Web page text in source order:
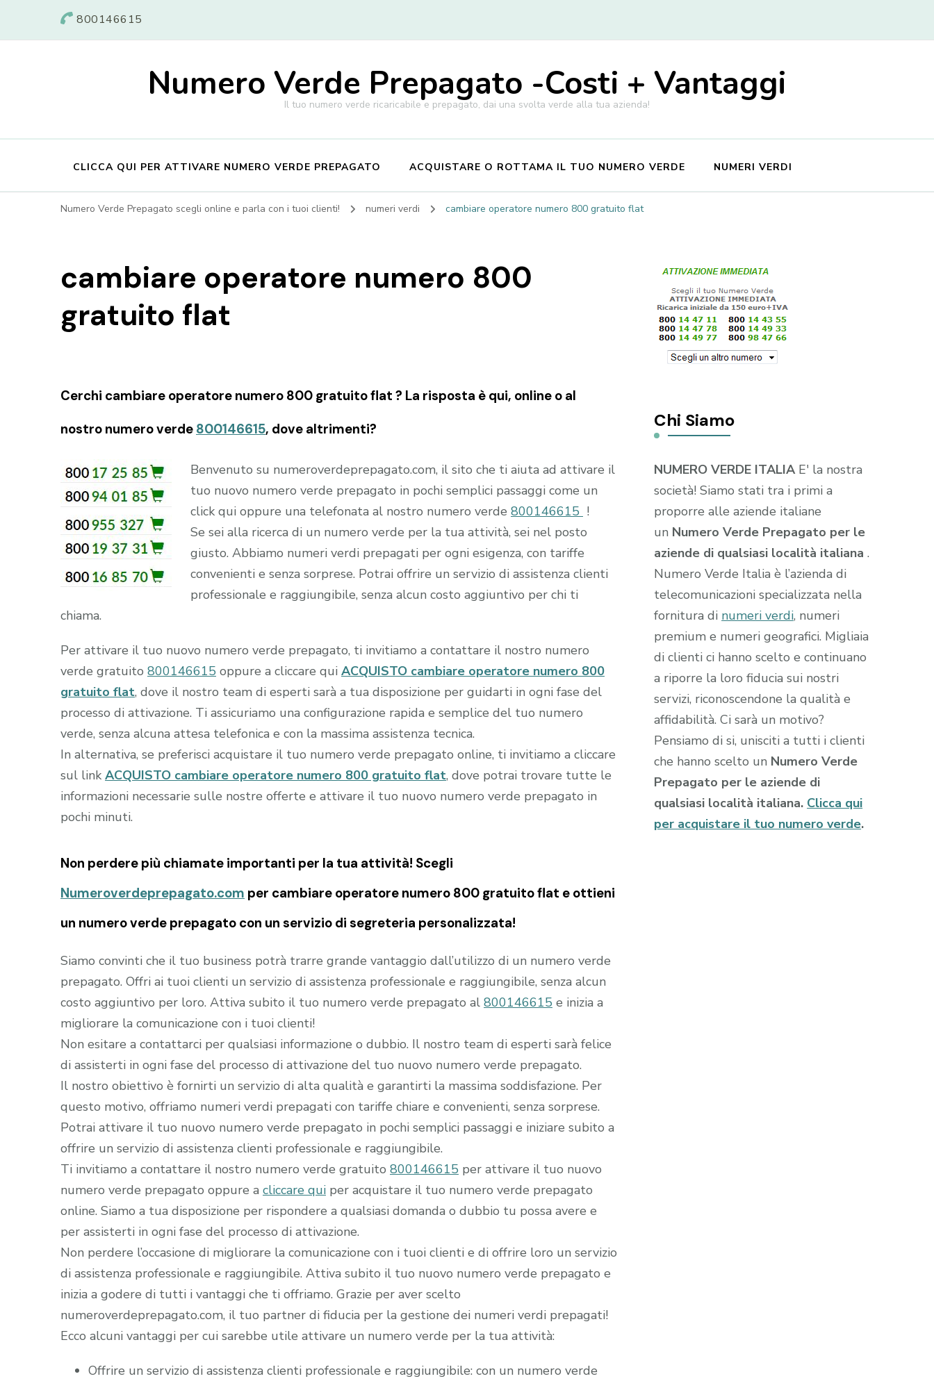
800146615
Numero Verde Prepagato -Costi + Vantaggi
Il tuo numero verde ricaricabile e prepagato, dai una svolta verde alla tua azienda!
CLICCA QUI PER ATTIVARE NUMERO VERDE PREPAGATO ACQUISTARE O ROTTAMA IL TUO NUMERO VERDE NUMERI VERDI
Numero Verde Prepagato scegli online e parla con i tuoi clienti! numeri verdi cambiare operatore numero 800 gratuito flat
cambiare operatore numero 800
gratuito flat
Cerchi cambiare operatore numero 800 gratuito flat ? La risposta è qui, online o al
nostro numero verde 800146615, dove altrimenti?
Benvenuto su numeroverdeprepagato.com, il sito che ti aiuta ad attivare il
tuo nuovo numero verde prepagato in pochi semplici passaggi come un
click qui oppure una telefonata al nostro numero verde 800146615 !
Se sei alla ricerca di un numero verde per la tua attività, sei nel posto
giusto. Abbiamo numeri verdi prepagati per ogni esigenza, con tariffe
convenienti e senza sorprese. Potrai offrire un servizio di assistenza clienti
professionale e raggiungibile, senza alcun costo aggiuntivo per chi ti
chiama.
Per attivare il tuo nuovo numero verde prepagato, ti invitiamo a contattare il nostro numero
verde gratuito 800146615 oppure a cliccare qui ACQUISTO cambiare operatore numero 800
gratuito flat, dove il nostro team di esperti sarà a tua disposizione per guidarti in ogni fase del
processo di attivazione. Ti assicuriamo una configurazione rapida e semplice del tuo numero
verde, senza alcuna attesa telefonica e con la massima assistenza tecnica.
In alternativa, se preferisci acquistare il tuo numero verde prepagato online, ti invitiamo a cliccare
sul link ACQUISTO cambiare operatore numero 800 gratuito flat, dove potrai trovare tutte le
informazioni necessarie sulle nostre offerte e attivare il tuo nuovo numero verde prepagato in
pochi minuti.
Non perdere più chiamate importanti per la tua attività! Scegli
Numeroverdeprepagato.com per cambiare operatore numero 800 gratuito flat e ottieni
un numero verde prepagato con un servizio di segreteria personalizzata!
Siamo convinti che il tuo business potrà trarre grande vantaggio dall’utilizzo di un numero verde
prepagato. Offri ai tuoi clienti un servizio di assistenza professionale e raggiungibile, senza alcun
costo aggiuntivo per loro. Attiva subito il tuo numero verde prepagato al 800146615 e inizia a
migliorare la comunicazione con i tuoi clienti!
Non esitare a contattarci per qualsiasi informazione o dubbio. Il nostro team di esperti sarà felice
di assisterti in ogni fase del processo di attivazione del tuo nuovo numero verde prepagato.
Il nostro obiettivo è fornirti un servizio di alta qualità e garantirti la massima soddisfazione. Per
questo motivo, offriamo numeri verdi prepagati con tariffe chiare e convenienti, senza sorprese.
Potrai attivare il tuo nuovo numero verde prepagato in pochi semplici passaggi e iniziare subito a
offrire un servizio di assistenza clienti professionale e raggiungibile.
Ti invitiamo a contattare il nostro numero verde gratuito 800146615 per attivare il tuo nuovo
numero verde prepagato oppure a cliccare qui per acquistare il tuo numero verde prepagato
online. Siamo a tua disposizione per rispondere a qualsiasi domanda o dubbio tu possa avere e
per assisterti in ogni fase del processo di attivazione.
Non perdere l’occasione di migliorare la comunicazione con i tuoi clienti e di offrire loro un servizio
di assistenza professionale e raggiungibile. Attiva subito il tuo nuovo numero verde prepagato e
inizia a godere di tutti i vantaggi che ti offriamo. Grazie per aver scelto
numeroverdeprepagato.com, il tuo partner di fiducia per la gestione dei numeri verdi prepagati!
Ecco alcuni vantaggi per cui sarebbe utile attivare un numero verde per la tua attività:
Offrire un servizio di assistenza clienti professionale e raggiungibile: con un numero verde
Chi Siamo
NUMERO VERDE ITALIAE' la nostra
società! Siamo stati tra i primi a
proporre alle aziende italiane
un Numero Verde Prepagato per le
aziende di qualsiasi località italiana.
Numero Verde Italia è l’azienda di
telecomunicazioni specializzata nella
fornitura di numeri verdi, numeri
premium e numeri geografici. Migliaia
di clienti ci hanno scelto e continuano
a riporre la loro fiducia sui nostri
servizi, riconoscendone la qualità e
affidabilità. Ci sarà un motivo?
Pensiamo di si, unisciti a tutti i clienti
che hanno scelto un Numero Verde
Prepagato per le aziende di
qualsiasi località italiana. Clicca qui
per acquistare il tuo numero verde.